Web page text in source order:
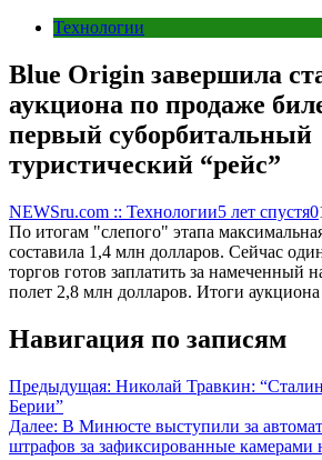
Технологии
Blue Origin завершила
аукциона по продаже
первый суборбитальный
туристический “рейс”
NEWSru.com :: Технологии5 лет спустя0
По итогам "слепого" этапа
составила 1,4 млн долларов. Сейчас
торгов готов заплатить за намеченный
полет 2,8 млн долларов. Итоги
Навигация по записям
Предыдущая: Николай Травкин:
Берии”
Далее: В Минюсте выступили за
штрафов за зафиксированные